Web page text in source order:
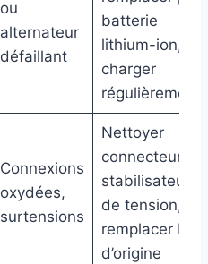
ou
alternateur
défaillant
batterie
lithium-ion,
charger
régulièrement
Connexions
oxydées,
surtensions
Nettoyer
connecteurs,
stabilisateur
de tension,
remplacer LED
d’origine